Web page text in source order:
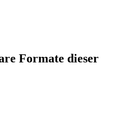
Formate dieser